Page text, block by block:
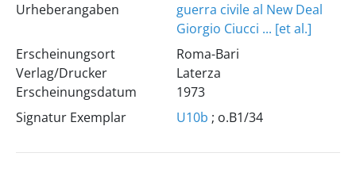
Urheberangaben
guerra civile al New Deal
Giorgio Ciucci ... [et al.]
Erscheinungsort
Verlag/Drucker
Erscheinungsdatum
Roma-Bari
Laterza
1973
Signatur Exemplar
U10b ; o.B1/34